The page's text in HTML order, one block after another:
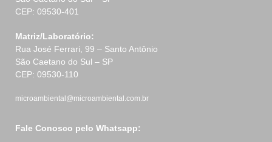
CEP: 09530-401
Matriz/Laboratório:
Rua José Ferrari, 99 – Santo Antônio
São Caetano do Sul – SP
CEP: 09530-110
microambiental@microambiental.com.br
Fale Conosco pelo Whatsapp: